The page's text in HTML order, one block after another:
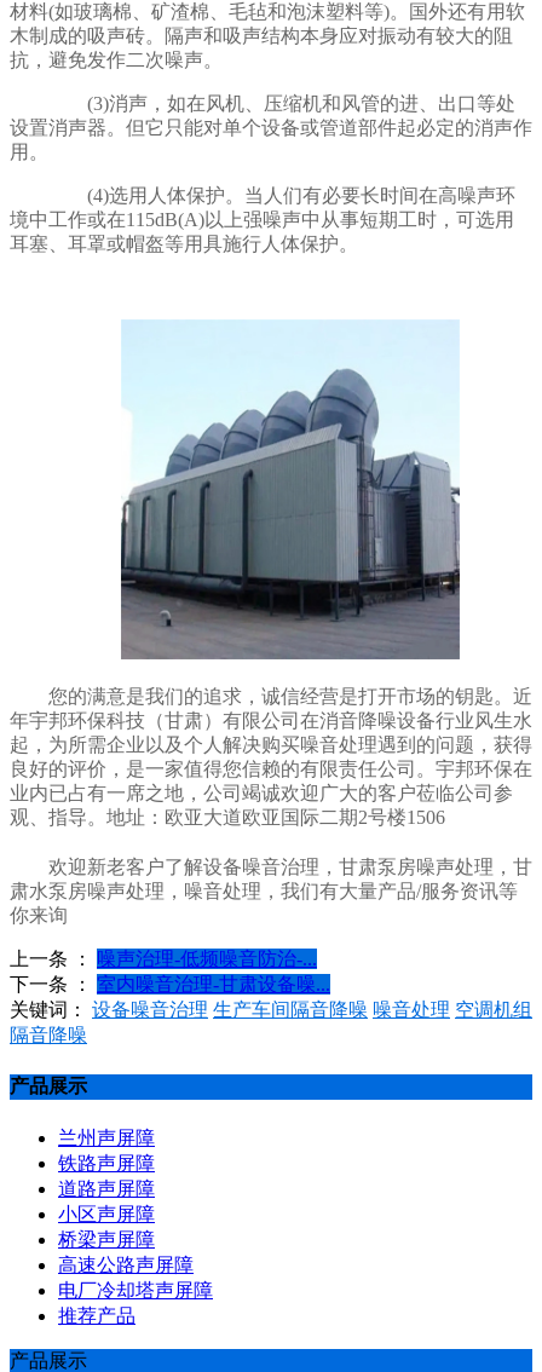
材料(如玻璃棉、矿渣棉、毛毡和泡沫塑料等)。国外还有用软
木制成的吸声砖。隔声和吸声结构本身应对振动有较大的阻
抗，避免发作二次噪声。
(3)消声，如在风机、压缩机和风管的进、出口等处
设置消声器。但它只能对单个设备或管道部件起必定的消声作
用。
(4)选用人体保护。当人们有必要长时间在高噪声环
境中工作或在115dB(A)以上强噪声中从事短期工时，可选用
耳塞、耳罩或帽盔等用具施行人体保护。
您的满意是我们的追求，诚信经营是打开市场的钥匙。近
年宇邦环保科技（甘肃）有限公司在消音降噪设备行业风生水
起，为所需企业以及个人解决购买噪音处理遇到的问题，获得
良好的评价，是一家值得您信赖的有限责任公司。宇邦环保在
业内已占有一席之地，公司竭诚欢迎广大的客户莅临公司参
观、指导。地址：欧亚大道欧亚国际二期2号楼1506
欢迎新老客户了解设备噪音治理，甘肃泵房噪声处理，甘
肃水泵房噪声处理，噪音处理，我们有大量产品/服务资讯等
你来询
上一条 ：
噪声治理-低频噪音防治-...
下一条 ：
室内噪音治理-甘肃设备噪...
关键词： 设备噪音治理 生产车间隔音降噪 噪音处理 空调机组
隔音降噪
产品展示
兰州声屏障
铁路声屏障
道路声屏障
小区声屏障
桥梁声屏障
高速公路声屏障
电厂冷却塔声屏障
推荐产品
产品展示